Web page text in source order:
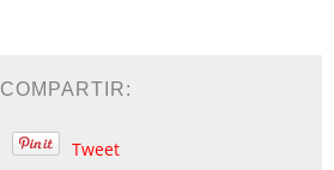
COMPARTIR:
Tweet